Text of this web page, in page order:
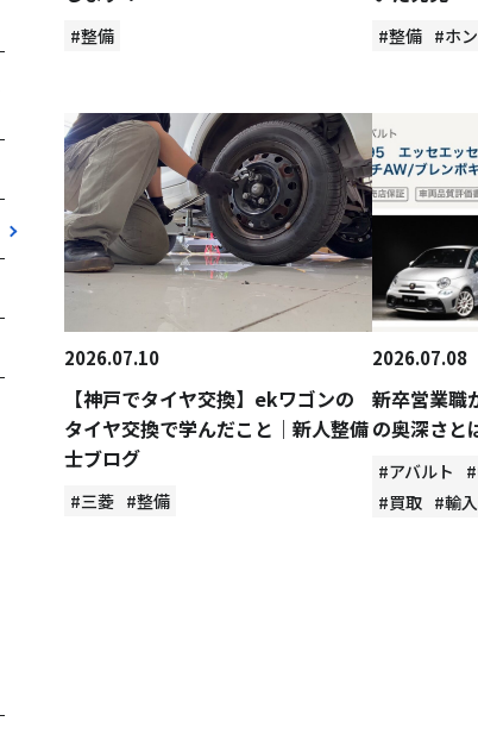
#整備 #整備 #ホ
2026.07.10
【神戸でタイヤ交換】ekワゴンの
タイヤ交換で学んだこと｜新人整備
士ブログ
#三菱 #整備
2026.07.08
新卒営業職
の奥深さと
#アバルト
#買取 #輸